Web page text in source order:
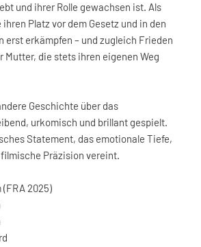
und ihrer Rolle gewachsen ist. Als
Platz vor dem Gesetz und in den
erst erkämpfen – und zugleich Frieden
Mutter, die stets ihren eigenen Weg
Geschichte über das
urkomisch und brillant gespielt.
Statement, das emotionale Tiefe,
Präzision vereint.
2025)